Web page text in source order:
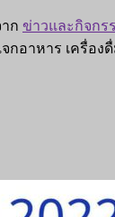
ก ข่าวและกิจกร
อาหาร เครื่องดื่